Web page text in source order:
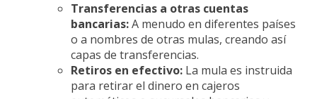
Transferencias a otras cuentas
bancarias:A menudo en diferentes países
o a nombres de otras mulas, creando así
capas de transferencias.
Retiros en efectivo: La mula es instruida
para retirar el dinero en cajeros